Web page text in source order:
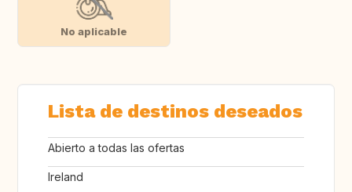
No aplicable
Lista de destinos deseados
Abierto a todas las ofertas
Ireland